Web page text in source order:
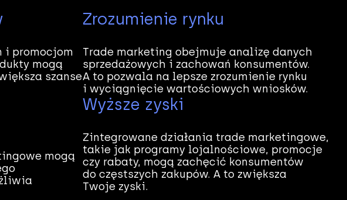
i promocjom
mogą
szanse
Zrozumienie rynku
Trade marketing obejmuje analizę danych
sprzedażowych i zachowań konsumentów.
A to pozwala na lepsze zrozumienie rynku
i wyciągnięcie wartościowych wniosków.
mogą
Wyższe zyski
Zintegrowane działania trade marketingowe,
takie jak programy lojalnościowe, promocje
czy rabaty, mogą zachęcić konsumentów
do częstszych zakupów. A to zwiększa
Twoje zyski.